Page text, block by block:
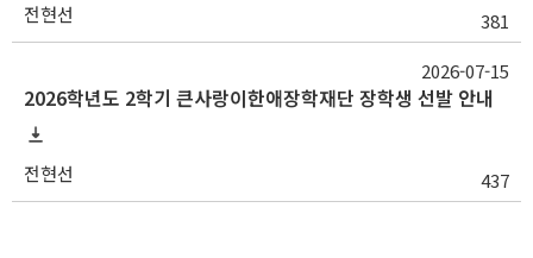
전현선 381
2026학년도 2학기 큰사랑이한애장학재단 장학생 선발 안내
전현선 437
2026-07-15